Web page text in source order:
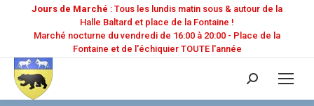
Jours de Marché : Tous les lundis matin sous & autour de la
Halle Baltard et place de la Fontaine !
Marché nocturne du vendredi de 16:00 à 20:00 - Place de la
Fontaine et de l'échiquier TOUTE l'année
Recherche
: